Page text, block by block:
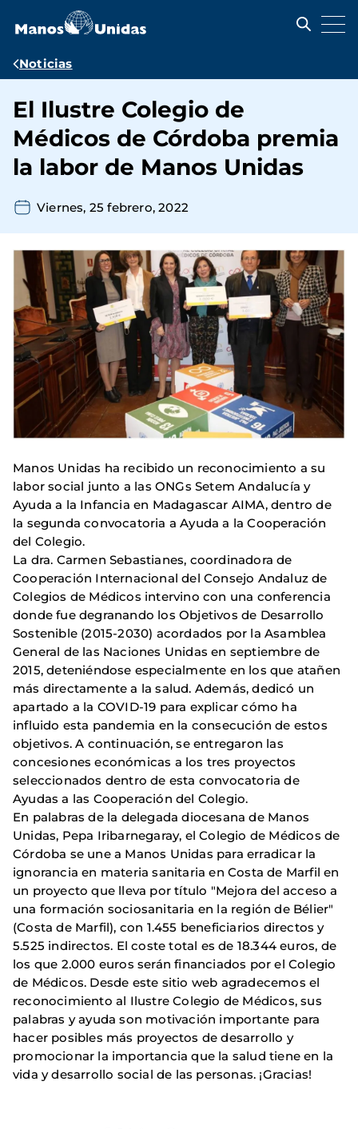
contenido
Ruta
navegación
Noticias
El Ilustre Colegio de
Médicos de Córdoba premia
la labor de Manos Unidas
Viernes, 25 febrero, 2022
Manos Unidas ha recibido un reconocimiento a su
labor social junto a las ONGs Setem Andalucía y
Ayuda a la Infancia en Madagascar AIMA, dentro de
la segunda convocatoria a Ayuda a la Cooperación
del Colegio.
La dra. Carmen Sebastianes, coordinadora de
Cooperación Internacional del Consejo Andaluz de
Colegios de Médicos intervino con una conferencia
donde fue degranando los Objetivos de Desarrollo
Sostenible (2015-2030) acordados por la Asamblea
General de las Naciones Unidas en septiembre de
2015, deteniéndose especialmente en los que atañen
más directamente a la salud. Además, dedicó un
apartado a la COVID-19 para explicar cómo ha
influido esta pandemia en la consecución de estos
objetivos. A continuación, se entregaron las
concesiones económicas a los tres proyectos
seleccionados dentro de esta convocatoria de
Ayudas a las Cooperación del Colegio.
En palabras de la delegada diocesana de Manos
Unidas, Pepa Iribarnegaray, el Colegio de Médicos de
Córdoba se une a Manos Unidas para erradicar la
ignorancia en materia sanitaria en Costa de Marfil en
un proyecto que lleva por título "Mejora del acceso a
una formación sociosanitaria en la región de Bélier"
(Costa de Marfil), con 1.455 beneficiarios directos y
5.525 indirectos. El coste total es de 18.344 euros, de
los que 2.000 euros serán financiados por el Colegio
de Médicos. Desde este sitio web agradecemos el
reconocimiento al Ilustre Colegio de Médicos, sus
palabras y ayuda son motivación importante para
hacer posibles más proyectos de desarrollo y
promocionar la importancia que la salud tiene en la
vida y desarrollo social de las personas. ¡Gracias!